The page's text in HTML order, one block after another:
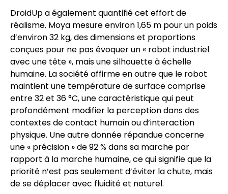
DroidUp a également quantifié cet effort de
réalisme. Moya mesure environ 1,65 m pour un poids
d’environ 32 kg, des dimensions et proportions
conçues pour ne pas évoquer un « robot industriel
avec une tête », mais une silhouette à échelle
humaine. La société affirme en outre que le robot
maintient une température de surface comprise
entre 32 et 36 °C, une caractéristique qui peut
profondément modifier la perception dans des
contextes de contact humain ou d’interaction
physique. Une autre donnée répandue concerne
une « précision » de 92 % dans sa marche par
rapport à la marche humaine, ce qui signifie que la
priorité n’est pas seulement d’éviter la chute, mais
de se déplacer avec fluidité et naturel.